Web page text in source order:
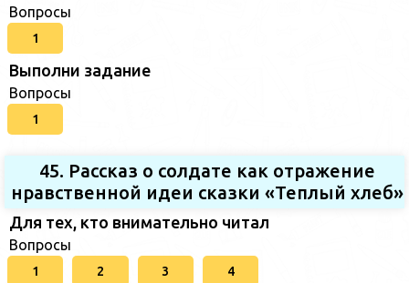
Вопросы
1
Выполни задание
Вопросы
1
45. Рассказ о солдате как отражение
нравственной идеи сказки «Теплый хлеб»
Для тех, кто внимательно читал
Вопросы
1 2 3 4